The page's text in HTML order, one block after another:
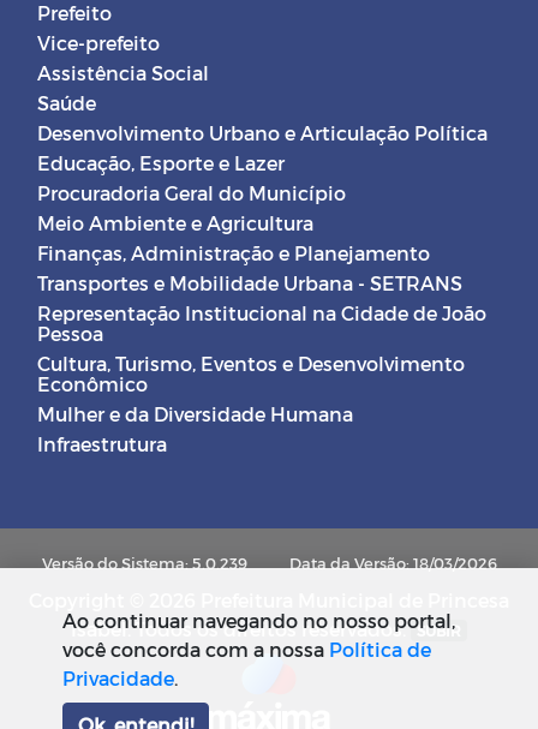
Prefeito
Vice-prefeito
Assistência Social
Saúde
Desenvolvimento Urbano e Articulação Política
Educação, Esporte e Lazer
Procuradoria Geral do Município
Meio Ambiente e Agricultura
Finanças, Administração e Planejamento
Transportes e Mobilidade Urbana - SETRANS
Representação Institucional na Cidade de João
Pessoa
Cultura, Turismo, Eventos e Desenvolvimento
Econômico
Mulher e da Diversidade Humana
Infraestrutura
Versão do Sistema: 5.0.239 Data da Versão: 18/03/2026
Isabel. Todos os direitos reservados. SUBIR
Ao continuar navegando no nosso portal,
você concorda com a nossa Política de
Privacidade.